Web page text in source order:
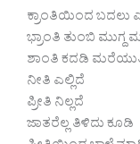
ಕ್ರಾಂತಿಯಿಂದ ಬದಲು
ಭ್ರಾಂತಿ ತುಂಬಿ ಮುಗ್ದ
ಶಾಂತಿ ಕದಡಿ
ನೀತಿ ಎಲ್ಲಿದೆ
ಪ್ರೀತಿ ನಿಲ್ಲದೆ
ಜಾತರೆಲ್ಲ ತಿಳಿದು ಕೂಡಿ